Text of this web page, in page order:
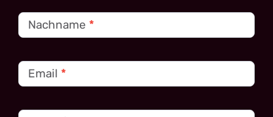
Nachname *
Email *